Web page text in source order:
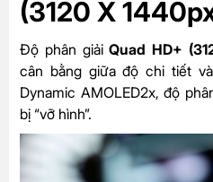
(3120 X
Độ phân giảiQuad HD+ (3
cân bằng giữa độ chi tiết
Dynamic AMOLED2x, độ
bị “vỡ hình”.